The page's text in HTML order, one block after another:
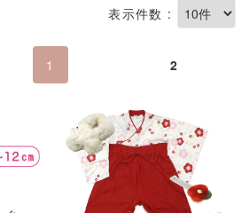
表示件数 :
1 2